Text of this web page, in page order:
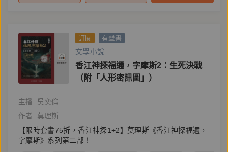
訂閱 有聲書
文學小說
香江神探福邇，字摩斯2：生死決戰
（附「人形密訊圖」）
主播
吳奕倫
作者
莫理斯
【限時套書75折，香江神探1+2】莫理斯《香江神探福邇，
字摩斯》系列第二部！